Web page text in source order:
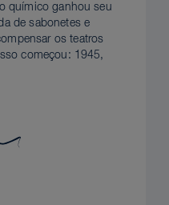
químico ganhou seu
de sabonetes e
os teatros
começou: 1945,